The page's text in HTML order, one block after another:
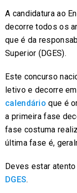
A candidatura ao
decorre todos os
que é da
Superior (DGES).
Este concurso
letivo e decorre
calendário que é
a primeira fase
fase costuma
última fase é,
Deves estar
DGES.